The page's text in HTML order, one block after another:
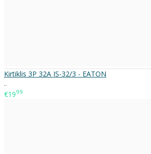
Kirtiklis 3P 32A IS-32/3 - EATON
..
€1999